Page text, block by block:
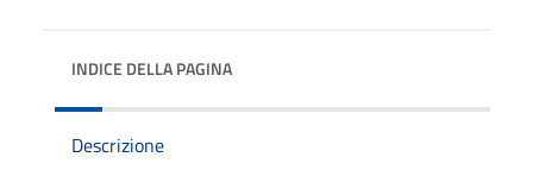
INDICE DELLA PAGINA
Descrizione